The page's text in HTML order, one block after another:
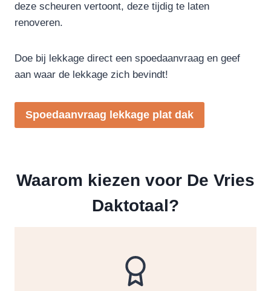
deze scheuren vertoont, deze tijdig te laten
renoveren.
Doe bij lekkage direct een spoedaanvraag en geef
aan waar de lekkage zich bevindt!
Spoedaanvraag lekkage plat dak
Waarom kiezen voor De Vries
Daktotaal?